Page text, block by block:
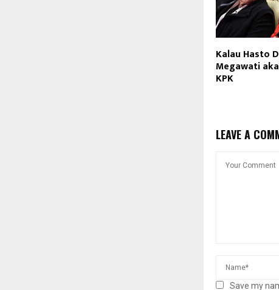
Kalau Hasto
Megawati
KPK
LEAVE A
Save my